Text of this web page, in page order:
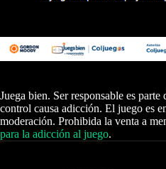
Juega bien. Ser responsable es
control causa adicción. El juego es
moderación. Prohibida la venta a
para la adicción al juego.